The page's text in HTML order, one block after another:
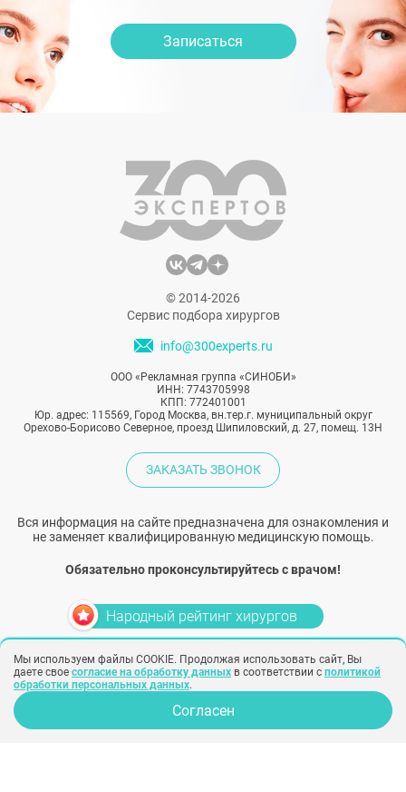
Записаться
© 2014-2026
Сервис подбора хирургов
info@300experts.ru
ООО «Рекламная группа «СИНОБИ»
ИНН: 7743705998
КПП: 772401001
Юр. адрес: 115569, Город Москва, вн.тер.г. муниципальный округ
Орехово-Борисово Северное, проезд Шипиловский, д. 27, помещ. 13Н
ЗАКАЗАТЬ ЗВОНОК
Вся информация на сайте предназначена для ознакомления и
не заменяет квалифицированную медицинскую помощь.
Обязательно проконсультируйтесь с врачом!
Народный рейтинг хирургов
Политика конфиденциальности Согласие на обработку персональных
данных Согласие на рекламу
Мы используем файлы COOKIE. Продолжая использовать сайт, Вы
даете свое согласие на обработку данных в соответствии с политикой
обработки персональных данных.
Согласен
Опрос для врачей